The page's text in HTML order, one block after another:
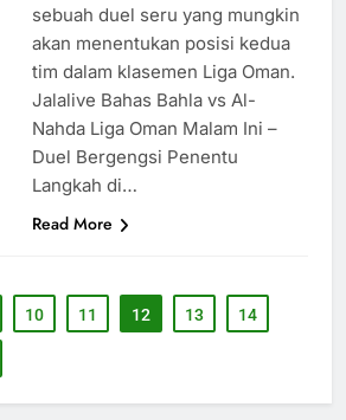
sebuah duel seru yang mungkin
akan menentukan posisi kedua
tim dalam klasemen Liga Oman.
Jalalive Bahas Bahla vs Al-
Nahda Liga Oman Malam Ini –
Duel Bergengsi Penentu
Langkah di…
Read More
10 11 12 13 14